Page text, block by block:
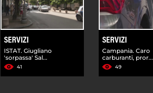
SERVIZI
ISTAT. Giugliano
'sorpassa' Sal...
41
SERVIZI
Campania. Caro
carburanti, pror...
49